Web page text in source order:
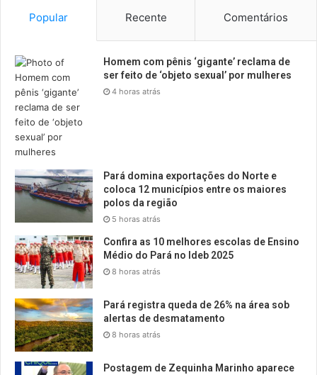
Popular Recente Comentários
Homem com pênis ‘gigante’ reclama de
ser feito de ‘objeto sexual’ por mulheres
4 horas atrás
Pará domina exportações do Norte e
coloca 12 municípios entre os maiores
polos da região
5 horas atrás
Confira as 10 melhores escolas de Ensino
Médio do Pará no Ideb 2025
8 horas atrás
Pará registra queda de 26% na área sob
alertas de desmatamento
8 horas atrás
Postagem de Zequinha Marinho aparece